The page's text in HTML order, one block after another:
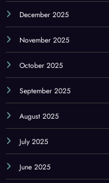
December 2025
November 2025
October 2025
September 2025
August 2025
July 2025
June 2025